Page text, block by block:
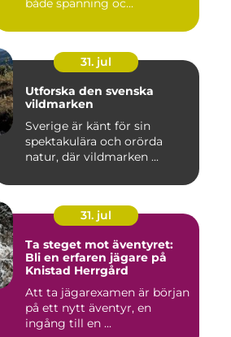
både spänning oc...
31. jul
Utforska den svenska
vildmarken
Sverige är känt för sin
spektakulära och orörda
natur, där vildmarken ...
31. jul
Ta steget mot äventyret:
Bli en erfaren jägare på
Knistad Herrgård
Att ta jägarexamen är början
på ett nytt äventyr, en
ingång till en ...